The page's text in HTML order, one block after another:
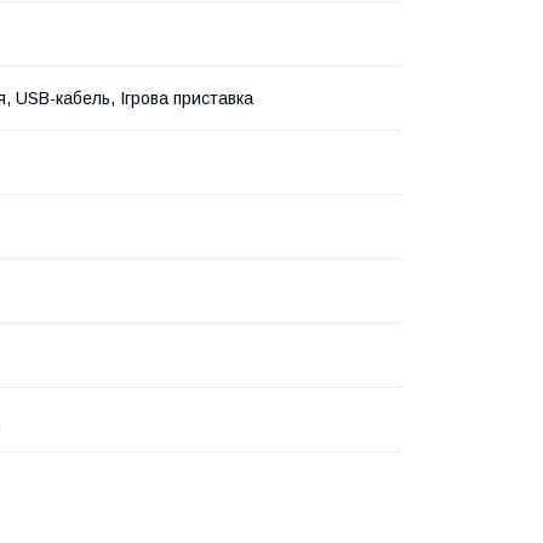
USB-кабель, Ігрова приставка